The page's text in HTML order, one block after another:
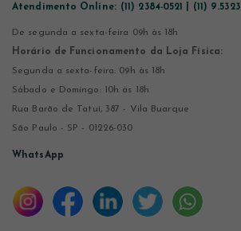
Atendimento Online: (11) 2384-0521 | (11)
De segunda a sexta-feira 09h às 18h
Horário de Funcionamento da Loja Física:
Segunda a sexta-feira: 09h às 18h
Sábado e Domingo: 10h às 18h
Rua Barão de Tatuí, 387 - Vila Buarque
São Paulo - SP - 01226-030
WhatsApp